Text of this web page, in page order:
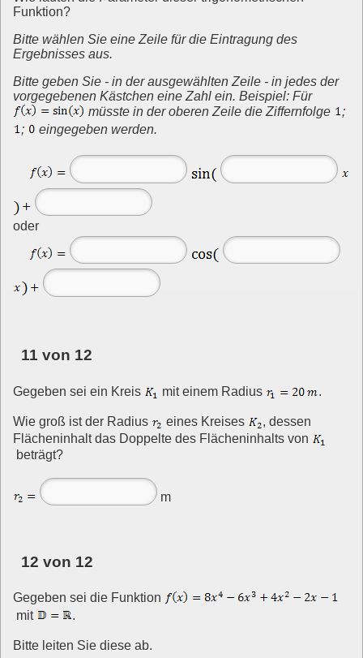
Funktion?
Bitte wählen Sie eine Zeile für die Eintragung des
Ergebnisses aus.
Bitte geben Sie - in der ausgewählten Zeile - in jedes der
vorgegebenen Kästchen eine Zahl ein. Beispiel: Für
müsste in der oberen Zeile die Ziffernfolge
;
;
eingegeben werden.
oder
11 von 12
Gegeben sei ein Kreis mit einem Radius .
Wie groß ist der Radius eines Kreises
, dessen
Flächeninhalt das Doppelte des Flächeninhalts von
beträgt?
m
12 von 12
Gegeben sei die Funktion
mit
.
Bitte leiten Sie diese ab.